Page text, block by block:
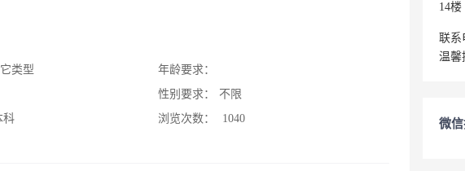
类型
科
年龄要求：
性别要求：
不限
浏览次数：
1040
14楼
联系
温馨
微